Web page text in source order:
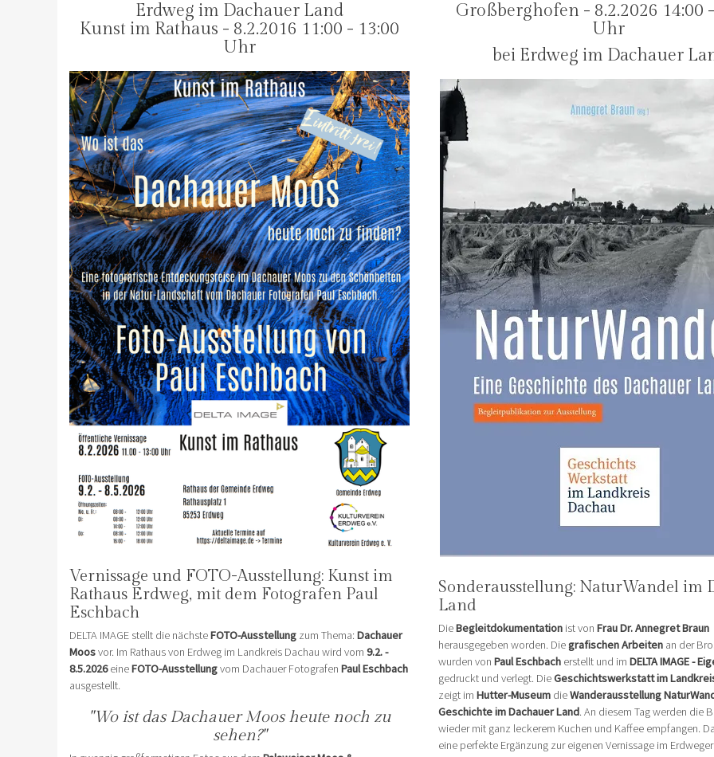
Erdweg im Dachauer Land
Kunst im Rathaus - 8.2.2016 11:00 - 13:00
Uhr
Vernissage und FOTO-Ausstellung: Kunst im
Rathaus Erdweg, mit dem Fotografen Paul
Eschbach
DELTA IMAGE stellt die nächsteFOTO-Ausstellung zum Thema: Dachauer
Moosvor. Im Rathaus von Erdweg im Landkreis Dachau wird vom 9.2. -
8.5.2026eineFOTO-Ausstellungvom Dachauer Fotografen Paul Eschbach
ausgestellt.
"Wo ist das Dachauer Moos heute noch zu
sehen?"
Großberghofen - 8.2.2026 14:00
Uhr
bei Erdweg im Dachauer
Sonderausstellung: NaturWandel im
Land
DieBegleitdokumentationist von Frau Dr. Annegret Braun
herausgegeben worden. Diegrafischen Arbeitenan der
wurden von Paul Eschbacherstellt und im DELTA IMAGE -
gedruckt und verlegt. DieGeschichtswerkstatt im
zeigt im Hutter-MuseumdieWanderausstellung
Geschichte im Dachauer Land. An diesem Tag werden die
wieder mit ganz leckerem Kuchen und Kaffee empfangen.
eine perfekte Ergänzung zur eigenen Vernissage im